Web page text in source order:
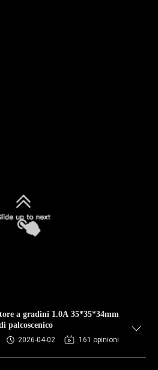
a gradini 1.0A 35*35*34mm
palcoscenico
2026-04-02 161 opinioni